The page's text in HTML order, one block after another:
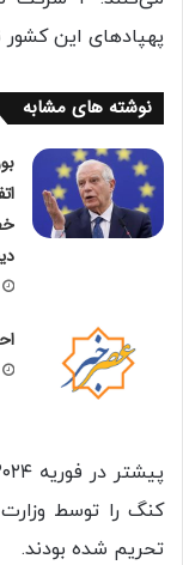
پهپادهای این
نوشته های مشابه
کنگ را توسط وزارت
تحریم شده بودند.